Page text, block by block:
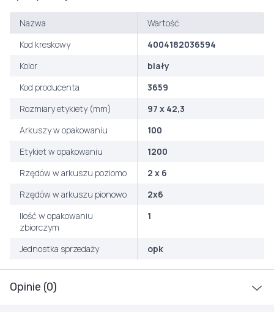
Opinie (0)
Nazwa
Wartość
Kod kreskowy
4004182036594
Kolor
biały
Kod producenta
3659
Rozmiary etykiety (mm)
97 x 42,3
Arkuszy w opakowaniu
100
Etykiet w opakowaniu
1200
Rzędów w arkuszu poziomo
2 x 6
Rzędów w arkuszu pionowo
2x6
Ilość w opakowaniu
zbiorczym
1
Jednostka sprzedaży opk